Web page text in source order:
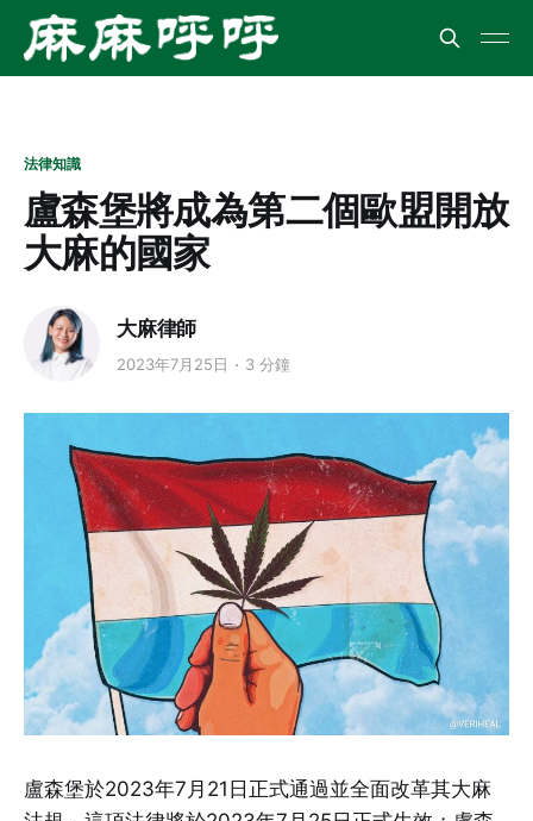
法律知識
盧森堡將成為第二個歐盟開放
大麻的國家
大麻律師
2023年7月25日 3 分鐘
盧森堡於2023年7月21日正式通過並全面改革其大麻